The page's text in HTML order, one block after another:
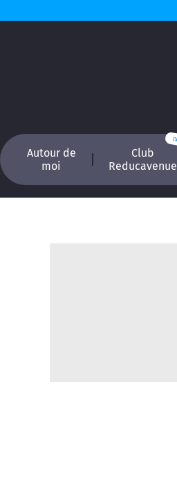
Autour de
moi
Club
Reducavenue